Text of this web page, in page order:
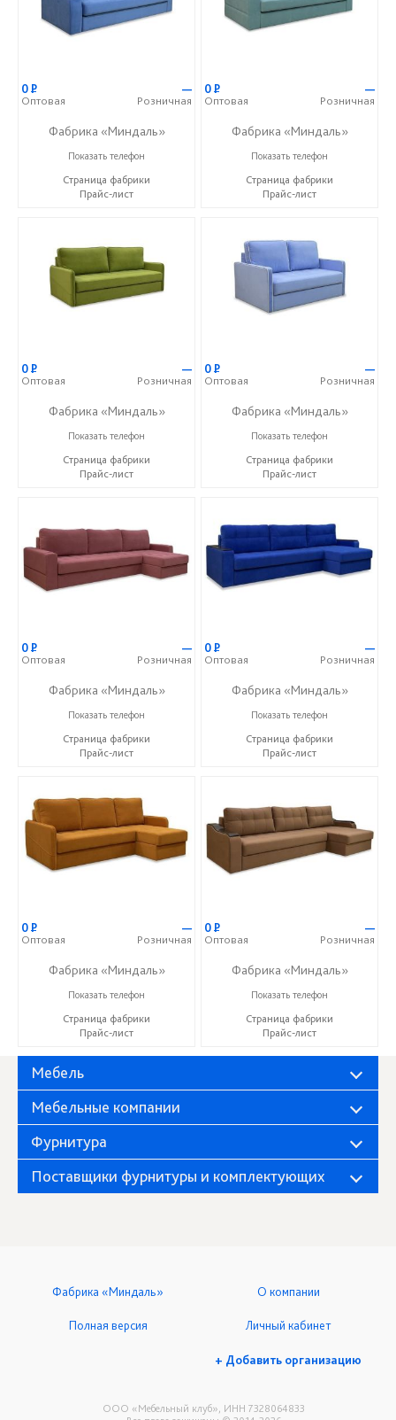
0Р
Оптовая
—
Розничная
Фабрика «Миндаль»
+7 (927) 630-62-82
Показать телефон
Страница фабрики
Прайс-лист
0Р
Оптовая
—
Розничная
Фабрика «Миндаль»
+7 (927) 630-62-82
Показать телефон
Страница фабрики
Прайс-лист
0Р
Оптовая
—
Розничная
Фабрика «Миндаль»
+7 (927) 630-62-82
Показать телефон
Страница фабрики
Прайс-лист
0Р
Оптовая
—
Розничная
Фабрика «Миндаль»
+7 (927) 630-62-82
Показать телефон
Страница фабрики
Прайс-лист
0Р
Оптовая
—
Розничная
Фабрика «Миндаль»
+7 (927) 630-62-82
Показать телефон
Страница фабрики
Прайс-лист
0Р
Оптовая
—
Розничная
Фабрика «Миндаль»
+7 (927) 630-62-82
Показать телефон
Страница фабрики
Прайс-лист
0Р
Оптовая
—
Розничная
Фабрика «Миндаль»
+7 (927) 630-62-82
Показать телефон
Страница фабрики
Прайс-лист
0Р
Оптовая
—
Розничная
Фабрика «Миндаль»
+7 (927) 630-62-82
Показать телефон
Страница фабрики
Прайс-лист
Мебель
Мебельные компании
Фурнитура
Поставщики фурнитуры и комплектующих
ООО «Мебельный клуб», ИНН 7328064833
Фабрика «Миндаль» О компании
Полная версия Личный кабинет
+ Добавить организацию